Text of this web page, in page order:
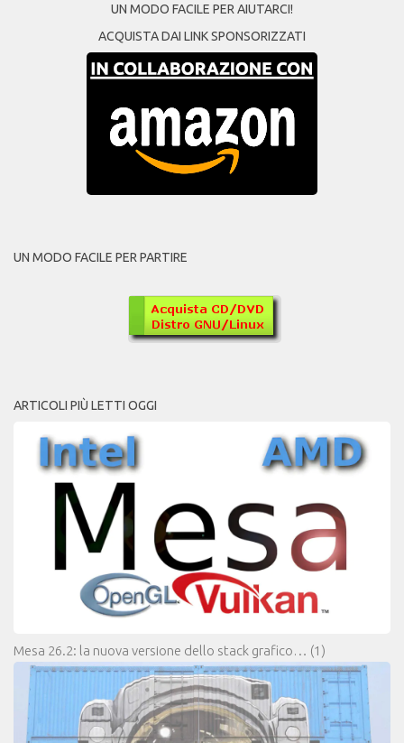
UN MODO FACILE PER AIUTARCI!
ACQUISTA DAI LINK SPONSORIZZATI
UN MODO FACILE PER PARTIRE
ARTICOLI PIÙ LETTI OGGI
Mesa 26.2: la nuova versione dello stack grafico… (1)